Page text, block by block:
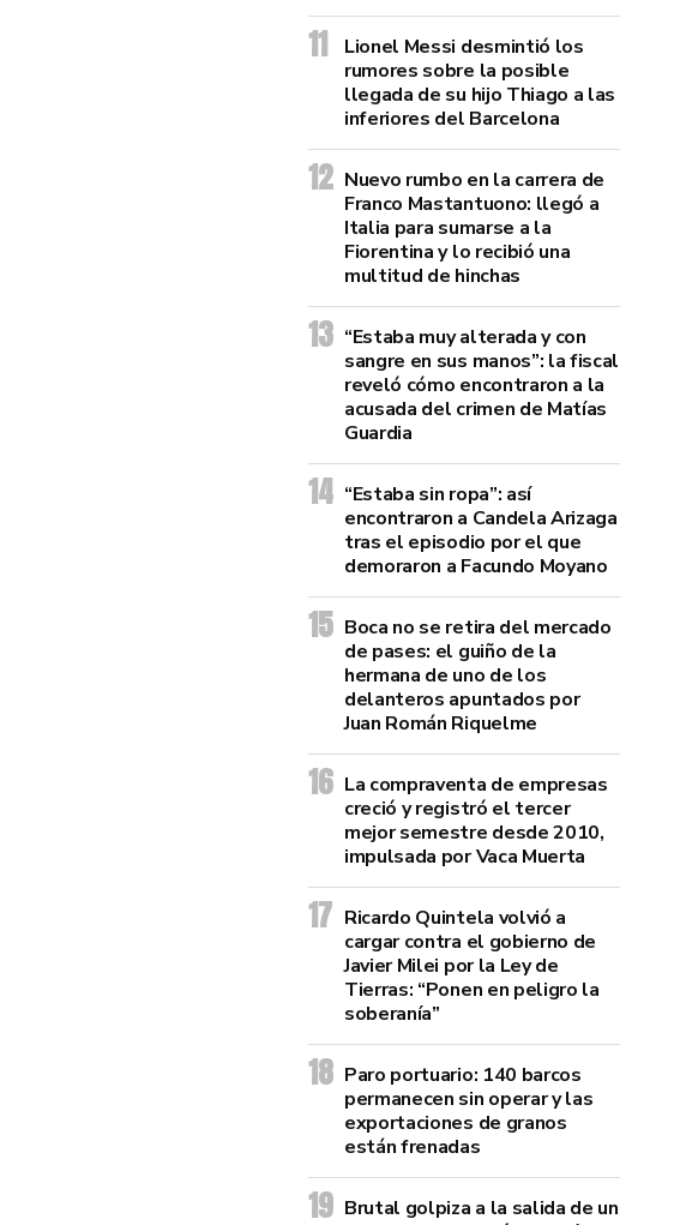
Lionel Messi desmintió los
rumores sobre la posible
llegada de su hijo Thiago a las
inferiores del Barcelona
Nuevo rumbo en la carrera de
Franco Mastantuono: llegó a
Italia para sumarse a la
Fiorentina y lo recibió una
multitud de hinchas
“Estaba muy alterada y con
sangre en sus manos”: la fiscal
reveló cómo encontraron a la
acusada del crimen de Matías
Guardia
“Estaba sin ropa”: así
encontraron a Candela Arizaga
tras el episodio por el que
demoraron a Facundo Moyano
Boca no se retira del mercado
de pases: el guiño de la
hermana de uno de los
delanteros apuntados por
Juan Román Riquelme
La compraventa de empresas
creció y registró el tercer
mejor semestre desde 2010,
impulsada por Vaca Muerta
Ricardo Quintela volvió a
cargar contra el gobierno de
Javier Milei por la Ley de
Tierras: “Ponen en peligro la
soberanía”
Paro portuario: 140 barcos
permanecen sin operar y las
exportaciones de granos
están frenadas
Brutal golpiza a la salida de un